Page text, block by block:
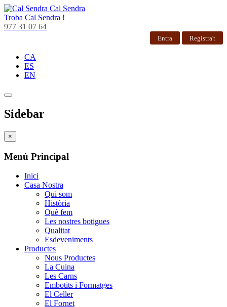
Cal Sendra
Troba Cal Sendra !
977 31 07 64
Entra Registra't
CA
ES
EN
Sidebar
×
Menú Principal
Inici
Casa Nostra
Qui som
Història
Què fem
Les nostres botigues
Qualitat
Esdeveniments
Productes
Nous Productes
La Cuina
Les Carns
Embotits i Formatges
El Celler
El Fornet